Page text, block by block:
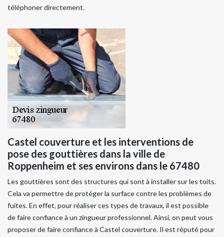
téléphoner directement.
Castel couverture et les interventions de
pose des gouttières dans la ville de
Roppenheim et ses environs dans le 67480
Les gouttières sont des structures qui sont à installer sur les toits.
Cela va permettre de protéger la surface contre les problèmes de
fuites. En effet, pour réaliser ces types de travaux, il est possible
de faire confiance à un zingueur professionnel. Ainsi, on peut vous
proposer de faire confiance à Castel couverture. Il est réputé pour